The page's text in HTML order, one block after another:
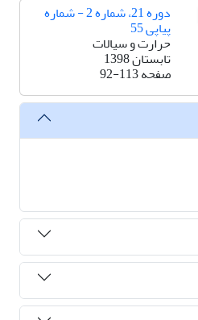
دوره 21، شماره 2 - شماره
پیاپی 55
حرارت و سیالات
تابستان 1398
صفحه92-113